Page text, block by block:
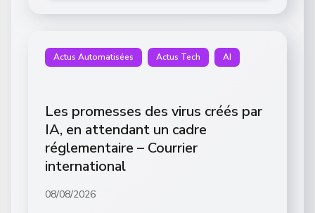
Actus Automatisées Actus Tech AI
Les promesses des virus créés par
IA, en attendant un cadre
réglementaire – Courrier
international
08/08/2026